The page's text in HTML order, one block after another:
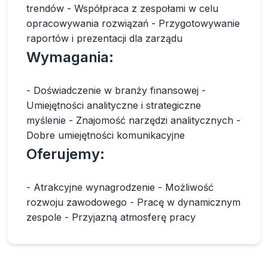
trendów - Współpraca z zespołami w celu
opracowywania rozwiązań - Przygotowywanie
raportów i prezentacji dla zarządu
Wymagania:
- Doświadczenie w branży finansowej -
Umiejętności analityczne i strategiczne
myślenie - Znajomość narzędzi analitycznych -
Dobre umiejętności komunikacyjne
Oferujemy:
- Atrakcyjne wynagrodzenie - Możliwość
rozwoju zawodowego - Pracę w dynamicznym
zespole - Przyjazną atmosferę pracy